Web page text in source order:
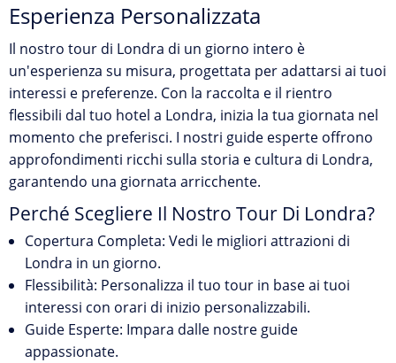
Esperienza Personalizzata
Il nostro tour di Londra di un giorno intero è
un'esperienza su misura, progettata per adattarsi ai tuoi
interessi e preferenze. Con la raccolta e il rientro
flessibili dal tuo hotel a Londra, inizia la tua giornata nel
momento che preferisci. I nostri guide esperte offrono
approfondimenti ricchi sulla storia e cultura di Londra,
garantendo una giornata arricchente.
Perché Scegliere Il Nostro Tour Di Londra?
Copertura Completa: Vedi le migliori attrazioni di
Londra in un giorno.
Flessibilità: Personalizza il tuo tour in base ai tuoi
interessi con orari di inizio personalizzabili.
Guide Esperte: Impara dalle nostre guide
appassionate.